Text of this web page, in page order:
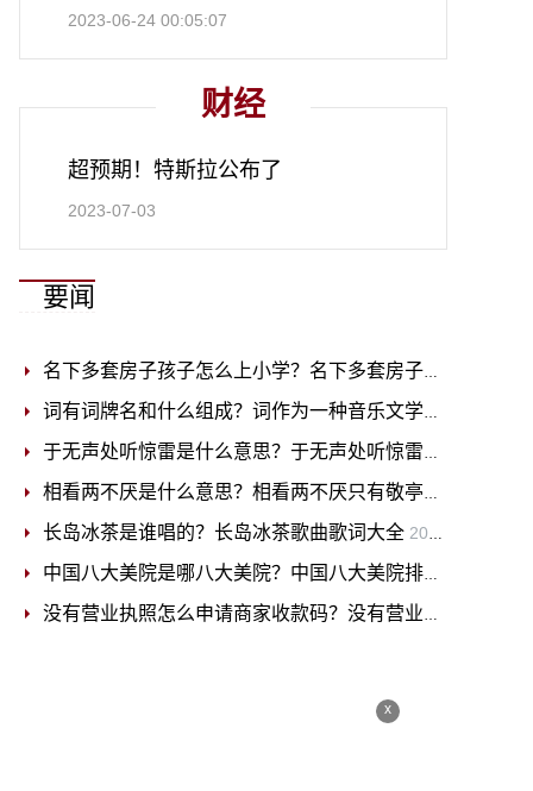
2023-06-24 00:05:07
财经
超预期！特斯拉公布了
2023-07-03
要闻
名下多套房子孩子怎么上小学？名下多套房子交多少税？
词有词牌名和什么组成？词作为一种音乐文学是伴随着什么而兴起来的？
于无声处听惊雷是什么意思？于无声处听惊雷全诗是什么？
相看两不厌是什么意思？相看两不厌只有敬亭山全诗
长岛冰茶是谁唱的？长岛冰茶歌曲歌词大全 2023-07-03
中国八大美院是哪八大美院？中国八大美院排名及录取分数线
没有营业执照怎么申请商家收款码？没有营业执照被工商查到怎么办？
x